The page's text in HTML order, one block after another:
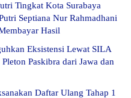
Tingkat Kota Surabaya
Septiana Nur Rahmadhani
Hasil
Eksistensi Lewat SILA
Paskibra dari Jawa dan
Daftar Ulang Tahap 1